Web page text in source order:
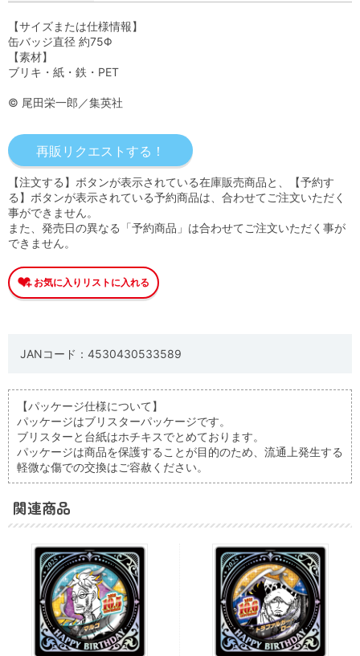
【サイズまたは仕様情報】
缶バッジ直径 約75Φ
【素材】
ブリキ・紙・鉄・PET
© 尾田栄一郎／集英社
【注文する】ボタンが表示されている在庫販売商品と、【予約す
る】ボタンが表示されている予約商品は、合わせてご注文いただく
事ができません。
また、発売日の異なる「予約商品」は合わせてご注文いただく事が
できません。
JANコード：4530430533589
【パッケージ仕様について】
パッケージはブリスターパッケージです。
ブリスターと台紙はホチキスでとめております。
パッケージは商品を保護することが目的のため、流通上発生する
軽微な傷での交換はご容赦ください。
関連商品